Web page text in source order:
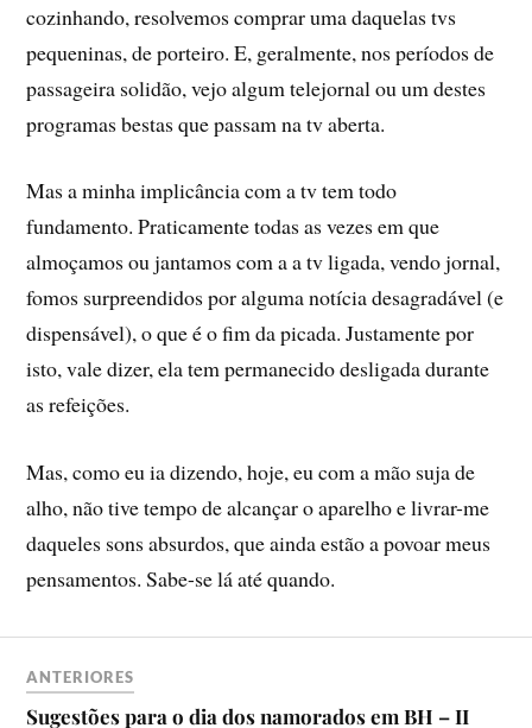
cozinhando, resolvemos comprar uma daquelas tvs
pequeninas, de porteiro. E, geralmente, nos perí­odos de
passageira solidão, vejo algum telejornal ou um destes
programas bestas que passam na tv aberta.
Mas a minha implicância com a tv tem todo
fundamento. Praticamente todas as vezes em que
almoçamos ou jantamos com a a tv ligada, vendo jornal,
fomos surpreendidos por alguma notí­cia desagradável (e
dispensável), o que é o fim da picada. Justamente por
isto, vale dizer, ela tem permanecido desligada durante
as refeições.
Mas, como eu ia dizendo, hoje, eu com a mão suja de
alho, não tive tempo de alcançar o aparelho e livrar-me
daqueles sons absurdos, que ainda estão a povoar meus
pensamentos. Sabe-se lá até quando.
ANTERIORES
Sugestões para o dia dos namorados em BH – II